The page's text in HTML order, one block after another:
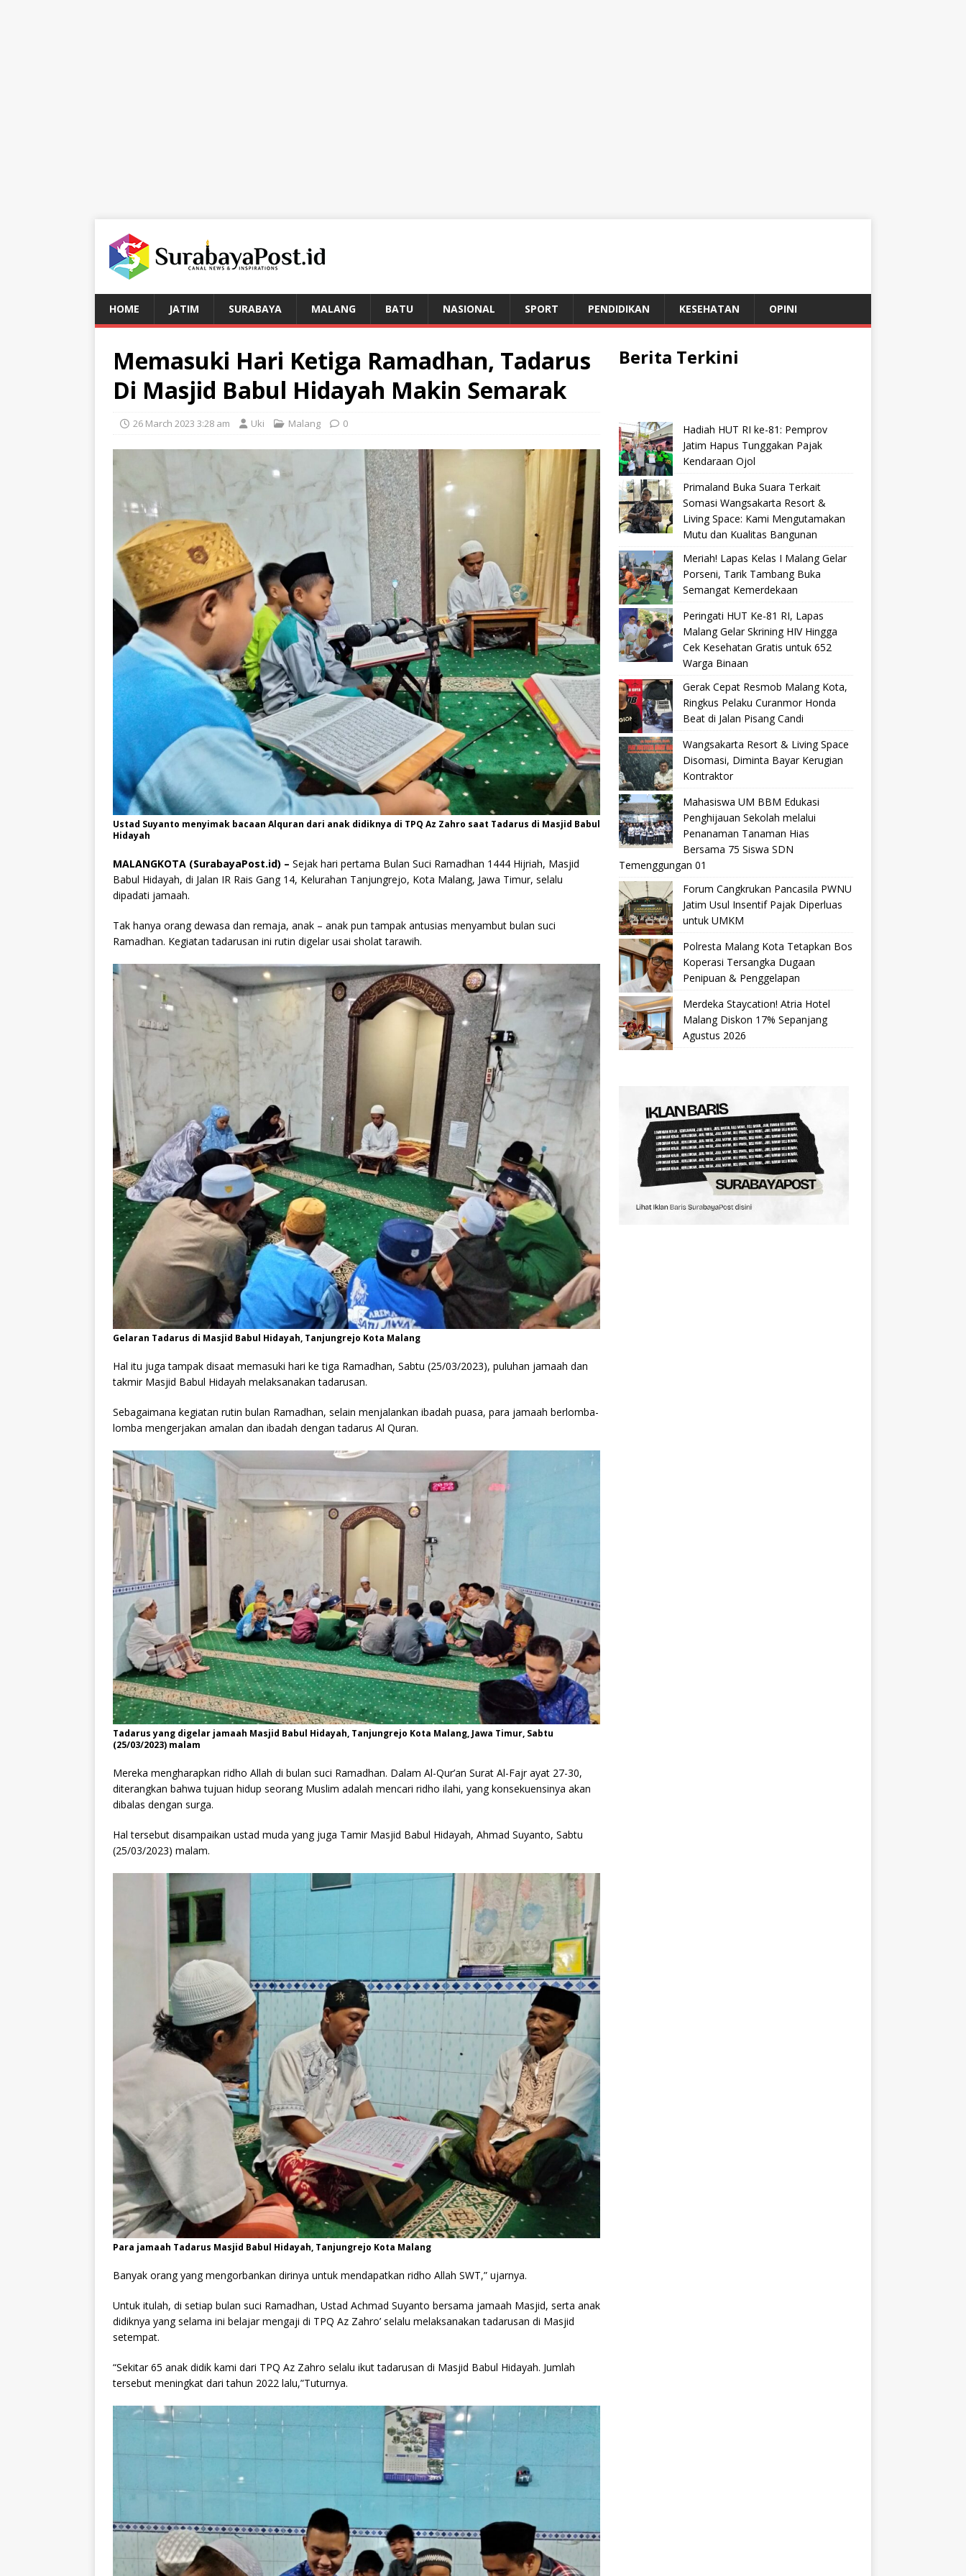
HOME JATIM SURABAYA MALANG BATU NASIONAL SPORT PENDIDIKAN KESEHATAN OPINI
Memasuki Hari Ketiga Ramadhan, Tadarus
Di Masjid Babul Hidayah Makin Semarak
26 March 2023 3:28 am Uki Malang 0
Ustad Suyanto menyimak bacaan Alquran dari anak didiknya di TPQ Az Zahro saat Tadarus di Masjid Babul
Hidayah
MALANGKOTA (SurabayaPost.id) – Sejak hari pertama Bulan Suci Ramadhan 1444 Hijriah, Masjid
Babul Hidayah, di Jalan IR Rais Gang 14, Kelurahan Tanjungrejo, Kota Malang, Jawa Timur, selalu
dipadati jamaah.
Tak hanya orang dewasa dan remaja, anak – anak pun tampak antusias menyambut bulan suci
Ramadhan. Kegiatan tadarusan ini rutin digelar usai sholat tarawih.
Gelaran Tadarus di Masjid Babul Hidayah, Tanjungrejo Kota Malang
Hal itu juga tampak disaat memasuki hari ke tiga Ramadhan, Sabtu (25/03/2023), puluhan jamaah dan
takmir Masjid Babul Hidayah melaksanakan tadarusan.
Sebagaimana kegiatan rutin bulan Ramadhan, selain menjalankan ibadah puasa, para jamaah berlomba-
lomba mengerjakan amalan dan ibadah dengan tadarus Al Quran.
Tadarus yang digelar jamaah Masjid Babul Hidayah, Tanjungrejo Kota Malang, Jawa Timur, Sabtu
(25/03/2023) malam
Mereka mengharapkan ridho Allah di bulan suci Ramadhan. Dalam Al-Qur’an Surat Al-Fajr ayat 27-30,
diterangkan bahwa tujuan hidup seorang Muslim adalah mencari ridho ilahi, yang konsekuensinya akan
dibalas dengan surga.
Hal tersebut disampaikan ustad muda yang juga Tamir Masjid Babul Hidayah, Ahmad Suyanto, Sabtu
(25/03/2023) malam.
Para jamaah Tadarus Masjid Babul Hidayah, Tanjungrejo Kota Malang
Banyak orang yang mengorbankan dirinya untuk mendapatkan ridho Allah SWT,” ujarnya.
Untuk itulah, di setiap bulan suci Ramadhan, Ustad Achmad Suyanto bersama jamaah Masjid, serta anak
didiknya yang selama ini belajar mengaji di TPQ Az Zahro’ selalu melaksanakan tadarusan di Masjid
setempat.
“Sekitar 65 anak didik kami dari TPQ Az Zahro selalu ikut tadarusan di Masjid Babul Hidayah. Jumlah
tersebut meningkat dari tahun 2022 lalu,”Tuturnya.
Berita Terkini
Hadiah HUT RI ke-81: Pemprov
Jatim Hapus Tunggakan Pajak
Kendaraan Ojol
Primaland Buka Suara Terkait
Somasi Wangsakarta Resort &
Living Space: Kami Mengutamakan
Mutu dan Kualitas Bangunan
Meriah! Lapas Kelas I Malang Gelar
Porseni, Tarik Tambang Buka
Semangat Kemerdekaan
Peringati HUT Ke-81 RI, Lapas
Malang Gelar Skrining HIV Hingga
Cek Kesehatan Gratis untuk 652
Warga Binaan
Gerak Cepat Resmob Malang Kota,
Ringkus Pelaku Curanmor Honda
Beat di Jalan Pisang Candi
Wangsakarta Resort & Living Space
Disomasi, Diminta Bayar Kerugian
Kontraktor
Mahasiswa UM BBM Edukasi
Penghijauan Sekolah melalui
Penanaman Tanaman Hias
Bersama 75 Siswa SDN
Temenggungan 01
Forum Cangkrukan Pancasila PWNU
Jatim Usul Insentif Pajak Diperluas
untuk UMKM
Polresta Malang Kota Tetapkan Bos
Koperasi Tersangka Dugaan
Penipuan & Penggelapan
Merdeka Staycation! Atria Hotel
Malang Diskon 17% Sepanjang
Agustus 2026